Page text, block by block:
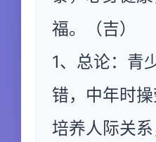
福。（吉）
1、总论：青
错，中年时
培养人际关系